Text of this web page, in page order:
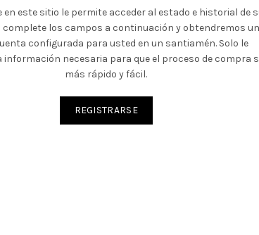
en este sitio le permite acceder al estado e historial de
complete los campos a continuación y obtendremos
configurada para usted en un santiamén. Solo le
información necesaria para que el proceso de compra
más rápido y fácil.
REGISTRARSE